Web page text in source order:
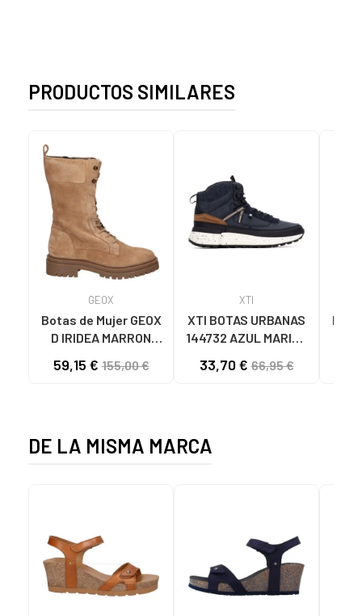
PRODUCTOS SIMILARES
GEOX
Botas de Mujer GEOX
D IRIDEA MARRON
59,15 €155,00 €
XTI
XTI BOTAS URBANAS
144732 AZUL MARINO
33,70 €66,95 €
DE LA MISMA MARCA